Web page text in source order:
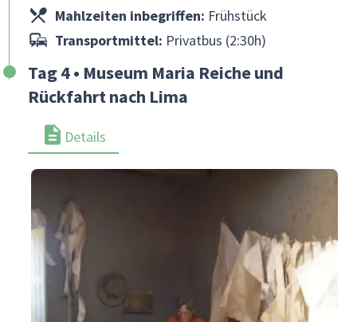
Mahlzeiten inbegriffen: Frühstück
Transportmittel: Privatbus (2:30h)
Tag 4 • Museum Maria Reiche und
Rückfahrt nach Lima
Details